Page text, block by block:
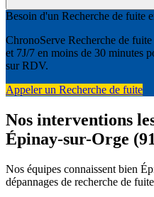
Besoin d'un Recherche de fuite
ChronoServe Recherche de
et 7J/7 en moins de 30 minutes
sur RDV.
Appeler un Recherche de fuite
Nos interventions
Épinay-sur-Orge
Nos équipes connaissent bien
dépannages de recherche de